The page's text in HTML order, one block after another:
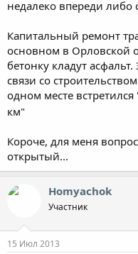
недалеко впереди либо
Капитальный ремонт
основном в Орловской
бетонку кладут
связи со
одном месте
км"
Короче, для меня
открытый...
Homyachok
Участник
15 Июл 2013